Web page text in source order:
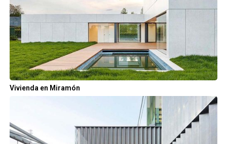
Vivienda en Miramón